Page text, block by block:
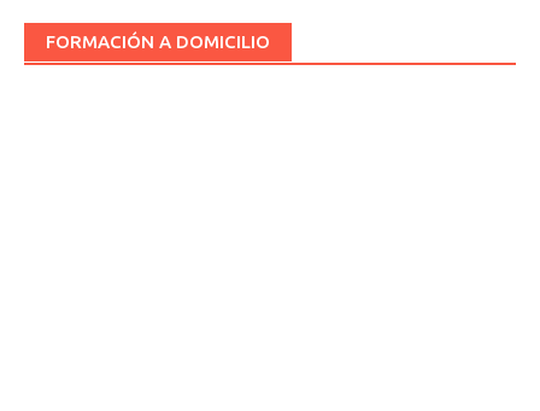
FORMACIÓN A DOMICILIO